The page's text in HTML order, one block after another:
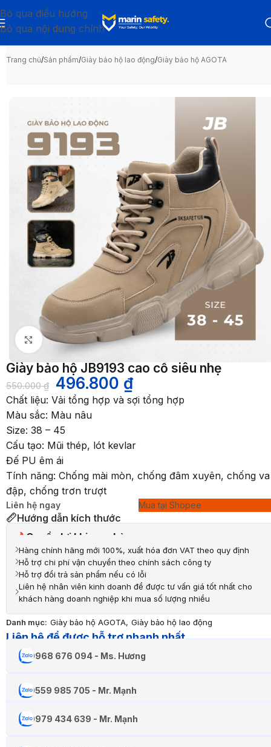
Bỏ qua điều hướng
Bỏ qua nội dung chính
Trang chủ/Sản phẩm/Giày bảo hộ lao động/Giày bảo hộ AGOTA
Nhấp để phóng to
Giày bảo hộ JB9193 cao cổ siêu nhẹ
550.000₫ 496.800 ₫
Chất liệu: Vải tổng hợp và sợi tổng hợp
Màu sắc: Màu nâu
Size: 38 – 45
Cấu tạo: Mũi thép, lót kevlar
Đế PU êm ái
Tính năng: Chống mài mòn, chống đâm xuyên, chống va
đập, chống trơn trượt
Liên hệ ngay Mua tại Shopee
Hướng dẫn kích thước
Quyền lợi khi mua hàng
Hàng chính hãng mới 100%, xuất hóa đơn VAT theo quy định
Hỗ trợ chi phí vận chuyển theo chính sách công ty
Hỗ trợ đổi trả sản phẩm nếu có lỗi
Liên hệ nhân viên kinh doanh để được tư vấn giá tốt nhất cho
khách hàng doanh nghiệp khi mua số lượng nhiều
Danh mục: Giày bảo hộ AGOTA, Giày bảo hộ lao động
Liên hệ để được hỗ trợ nhanh nhất
0968 676 094 - Ms. Hương
0559 985 705 - Mr. Mạnh
0979 434 639 - Mr. Mạnh